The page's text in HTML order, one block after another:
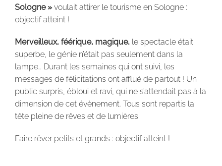
Sologne »voulait attirer le tourisme en Sologne :
objectif atteint !
Merveilleux, féérique, magique, le spectacle était
superbe, le génie n’était pas seulement dans la
lampe… Durant les semaines qui ont suivi, les
messages de félicitations ont afflué de partout ! Un
public surpris, ébloui et ravi, qui ne s’attendait pas à la
dimension de cet évènement. Tous sont repartis la
tête pleine de rêves et de lumières.
Faire rêver petits et grands : objectif atteint !